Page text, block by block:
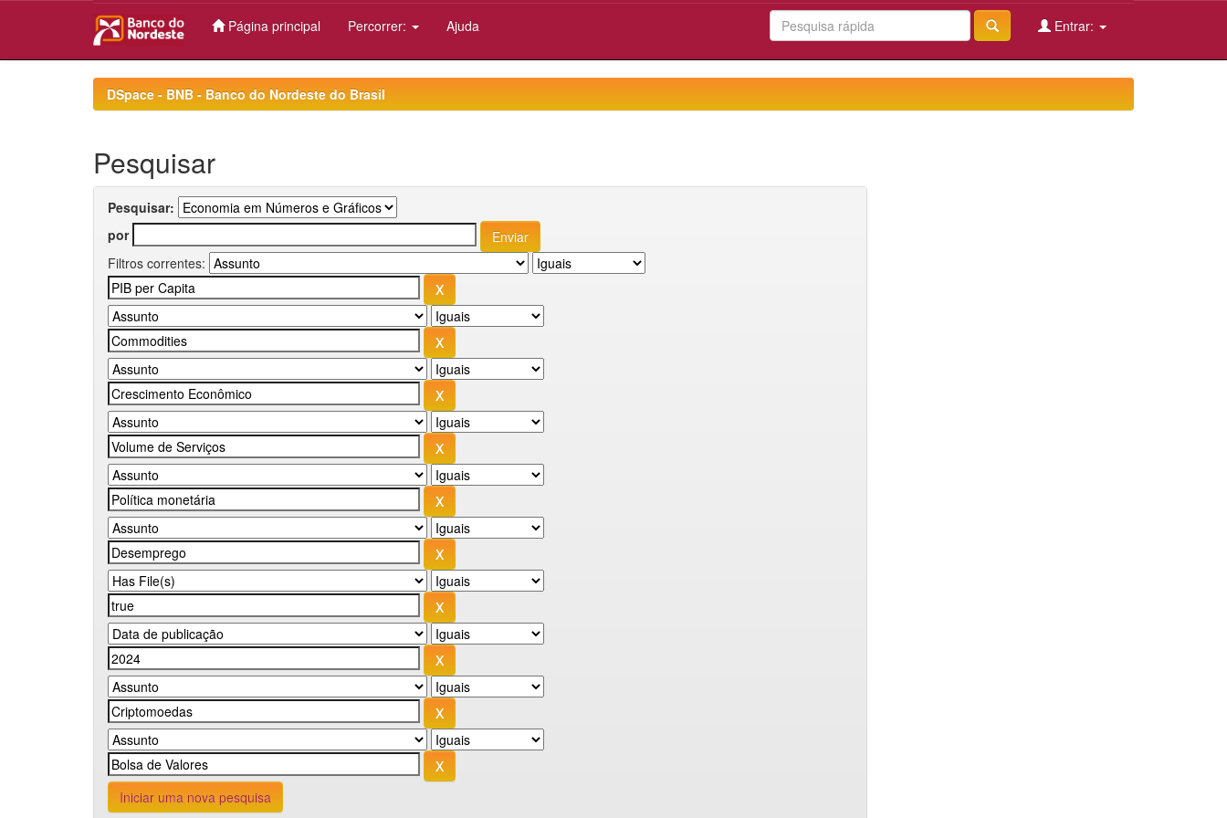
Página principal Percorrer: Ajuda Entrar:
DSpace - BNB - Banco do Nordeste do Brasil
Pesquisar
Pesquisar:
por
Filtros correntes:
Iniciar uma nova pesquisa